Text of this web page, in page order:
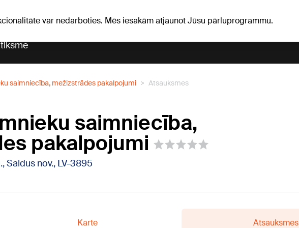
var nedarboties. Mēs iesakām atjaunot Jūsu pārluprogrammu.
saimniecība, mežizstrādes pakalpojumi Atsauksmes
saimniecība,
pakalpojumi
Saldus nov., LV-3895
Karte Atsauksmes